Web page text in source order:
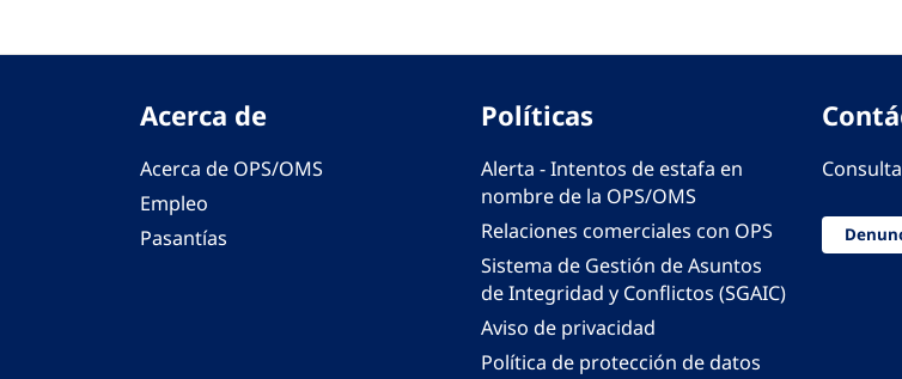
Acerca de
Acerca de OPS/OMS
Empleo
Pasantías
Políticas
Alerta - Intentos de estafa en
nombre de la OPS/OMS
Relaciones comerciales con OPS
Sistema de Gestión de Asuntos
de Integridad y Conflictos (SGAIC)
Aviso de privacidad
Política de protección de datos